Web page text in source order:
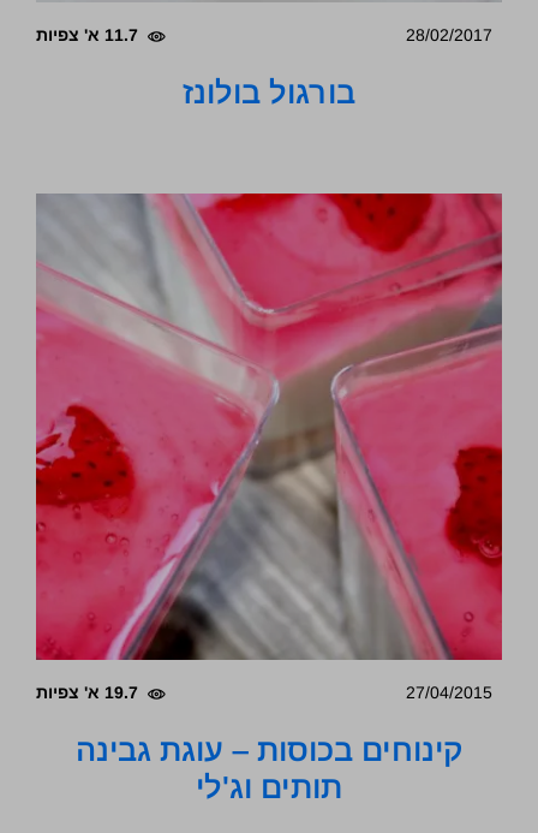
28/02/2017 11.7 א' צפיות
בורגול בולונז
27/04/2015 19.7 א' צפיות
קינוחים בכוסות – עוגת גבינה
תותים וג'לי